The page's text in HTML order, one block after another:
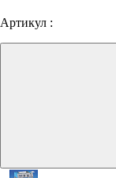
Артикул :